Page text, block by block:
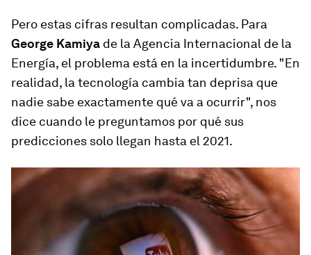
Pero estas cifras resultan complicadas. Para
George Kamiya de la Agencia Internacional de la
Energía, el problema está en la incertidumbre. "En
realidad, la tecnología cambia tan deprisa que
nadie sabe exactamente qué va a ocurrir", nos
dice cuando le preguntamos por qué sus
predicciones solo llegan hasta el 2021.